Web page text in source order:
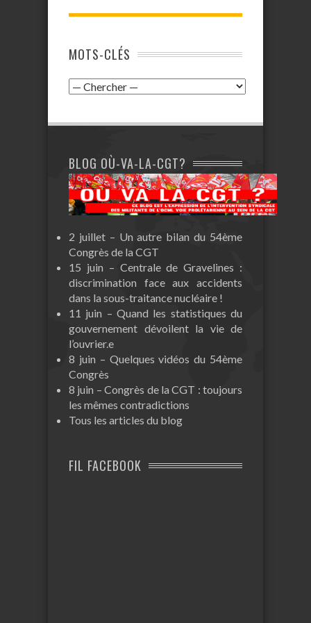
MOTS-CLÉS
BLOG OÙ-VA-LA-CGT?
2 juillet – Un autre bilan du 54ème
Congrès de la CGT
15 juin – Centrale de Gravelines :
discrimination face aux accidents
dans la sous-traitance nucléaire !
11 juin – Quand les statistiques du
gouvernement dévoilent la vie de
l’ouvrier.e
8 juin – Quelques vidéos du 54ème
Congrès
8 juin – Congrès de la CGT : toujours
les mêmes contradictions
Tous les articles du blog
FIL FACEBOOK